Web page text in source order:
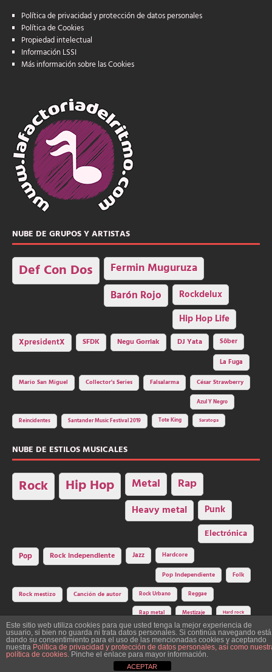
Política de privacidad y protección de datos personales
Política de Cookies
Propiedad intelectual
Información LSSI
Más información sobre las Cookies
NUBE DE GRUPOS Y ARTISTAS
Def Con Dos Fermin Muguruza
Barón Rojo Rockdelux
Hip Hop Life
XpresidentX SFDK Negu Gorriak DJ Yata
Sôber
La Fuga
Mario San Miguel
Collector's Series Falsalarma César Strawberry
Azul Y Negro
Reincidentes Santander Music Festival 2019 Tote King Saratoga
NUBE DE ESTILOS MUSICALES
Rock Hip Hop Metal Rap
Heavy metal Punk
Electrónica
Pop Rock independiente Jazz Hardcore
Pop Independiente Folk
Rock mestizo Canción de autor Rock Urbano Reggae
Rap metal Mestizaje Hard rock
Construcción y diseño: La Factoría del Ritmo Art Studio. Edita: Asociación
Cultural Y Dale Ritmo!
Este sitio web utiliza cookies para que usted tenga la mejor experiencia de
usuario, si bien no guarda ni trata datos personales. Si continúa navegando está
dando su consentimiento para el uso de las mencionadas cookies y aceptando
nuestra Política de privacidad y protección de datos personales, así como
política de cookies. Pinche el enlace para mayor información.
ACEPTAR